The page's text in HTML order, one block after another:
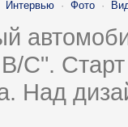
Интервью · Фото ·
C".
Над